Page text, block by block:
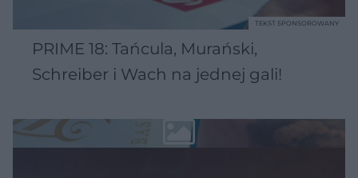
PRIME 18: Tańcula, Murański,
Schreiber i Wach na jednej gali!
TEKST SPONSOROWANY